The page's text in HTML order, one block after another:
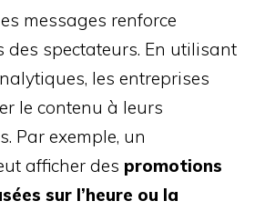
messages renforce
des spectateurs. En utilisant
les entreprises
le contenu à leurs
Par exemple, un
afficher des promotions
sur l’heure ou la